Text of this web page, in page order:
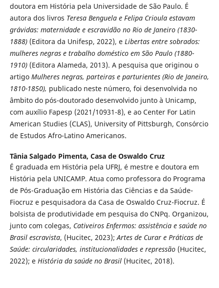
doutora em História pela Universidade de São Paulo. É
autora dos livros Teresa Benguela e Felipa Crioula estavam
grávidas: maternidade e escravidão no Rio de Janeiro (1830-
1888)(Editora da Unifesp, 2022), e Libertas entre sobrados:
mulheres negras e trabalho doméstico em São Paulo (1880-
1910)(Editora Alameda, 2013). A pesquisa que originou o
artigo Mulheres negras, parteiras e parturientes (Rio de Janeiro,
1810-1850), publicado neste número, foi desenvolvida no
âmbito do pós-doutorado desenvolvido junto à Unicamp,
com auxílio Fapesp (2021/10931-8), e ao Center For Latin
American Studies (CLAS), University of Pittsburgh, Consórcio
de Estudos Afro-Latino Americanos.
Tânia Salgado Pimenta, Casa de Oswaldo Cruz
É graduada em História pela UFRJ, é mestre e doutora em
História pela UNICAMP. Atua como professora do Programa
de Pós-Graduação em História das Ciências e da Saúde-
Fiocruz e pesquisadora da Casa de Oswaldo Cruz-Fiocruz. É
bolsista de produtividade em pesquisa do CNPq. Organizou,
junto com colegas, Cativeiros Enfermos: assistência e saúde no
Brasil escravista, (Hucitec, 2023);Artes de Curar e Práticas de
Saúde: circularidades, institucionalidades e repressão(Hucitec,
2022); e História da saúde no Brasil(Hucitec, 2018).